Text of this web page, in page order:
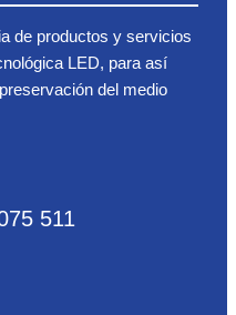
de productos y servicios
LED, para así
del medio
511